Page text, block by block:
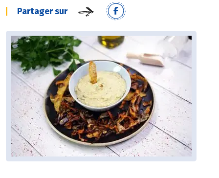
Partager sur